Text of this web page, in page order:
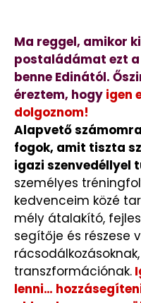
Ma reggel, amikor
postaládámat ezt
benne Edinától.
éreztem, hogy igen
dolgoznom!
Alapvető
fogok, amit tiszta
igazi szenvedéllyel
személyes
kedvenceim közé
mély átalakító,
segítője és részese
transzformációnak.
lenni…